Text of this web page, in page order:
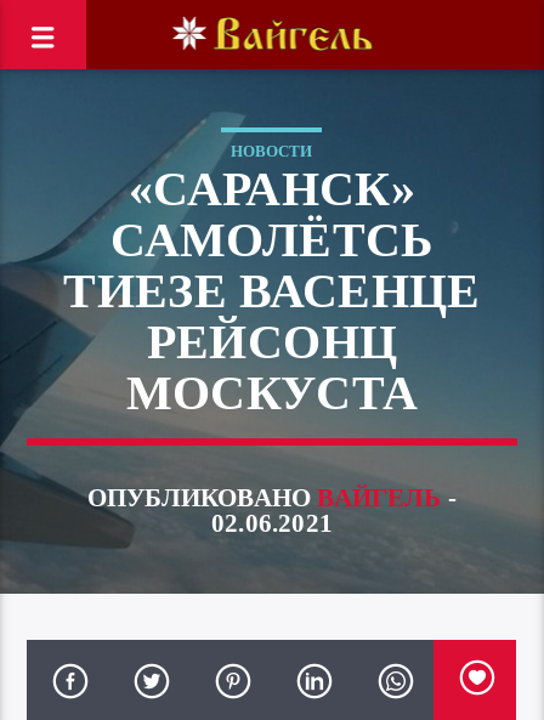
НОВОСТИ
«САРАНСК»
САМОЛЁТСЬ
ТИЕЗЕ ВАСЕНЦЕ
РЕЙСОНЦ
МОСКУСТА
ОПУБЛИКОВАНОВАЙГЕЛЬ-
02.06.2021